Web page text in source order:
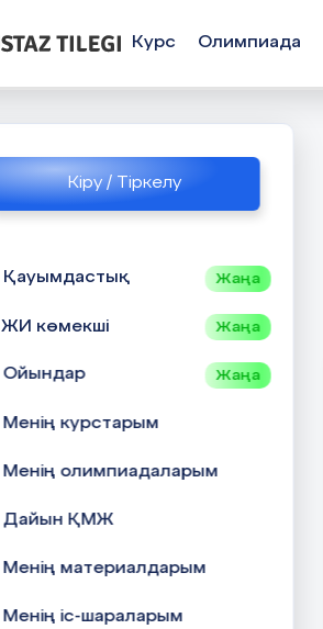
Кіру / Тіркелу
Қауымдастық Жаңа
ЖИ көмекші Жаңа
Ойындар Жаңа
Менің курстарым
Менің олимпиадаларым
Дайын ҚМЖ
Менің материалдарым
Менің іс-шараларым
Курс Олимпиада